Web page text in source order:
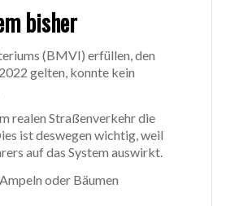
bisher
(BMVI) erfüllen, den
gelten, konnte kein
realen Straßenverkehr die
ist deswegen wichtig, weil
auf das System auswirkt.
oder Bäumen